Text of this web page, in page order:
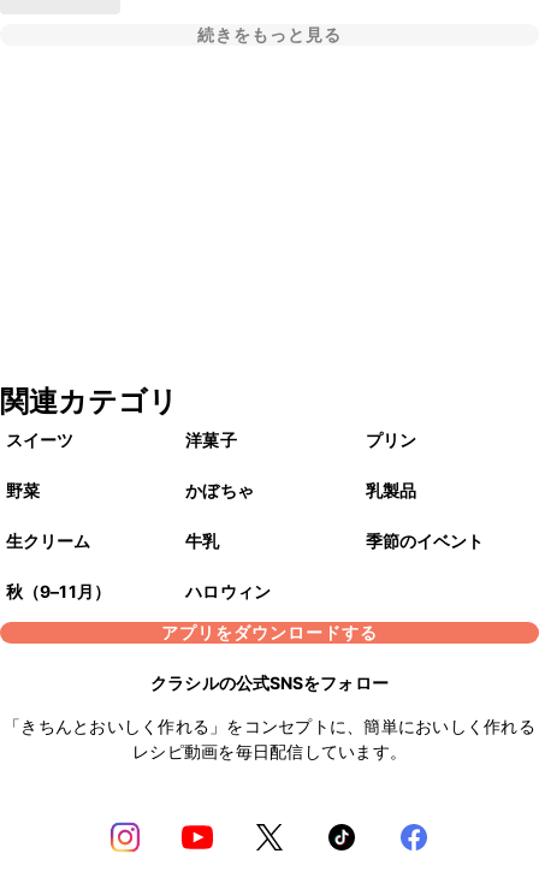
続きをもっと見る
関連カテゴリ
スイーツ 洋菓子 プリン
野菜 かぼちゃ 乳製品
生クリーム 牛乳 季節のイベント
秋（9–11月）
ハロウィン
アプリをダウンロードする
クラシルの公式SNSをフォロー
「きちんとおいしく作れる」をコンセプトに、簡単においしく作れる
レシピ動画を毎日配信しています。